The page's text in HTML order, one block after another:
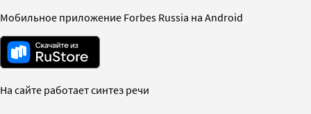
Мобильное приложение Forbes Russia на Android
На сайте работает синтез речи